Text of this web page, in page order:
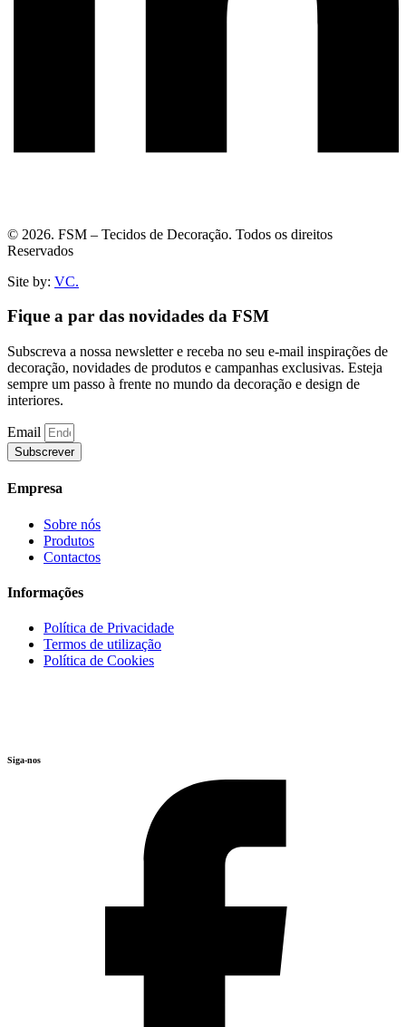
© 2026. FSM – Tecidos de Decoração. Todos os direitos
Reservados
Site by: VC.
Fique a par das novidades da FSM
Subscreva a nossa newsletter e receba no seu e-mail inspirações de
decoração, novidades de produtos e campanhas exclusivas. Esteja
sempre um passo à frente no mundo da decoração e design de
interiores.
Email
Subscrever
Empresa
Sobre nós
Produtos
Contactos
Informações
Política de Privacidade
Termos de utilização
Política de Cookies
Siga-nos